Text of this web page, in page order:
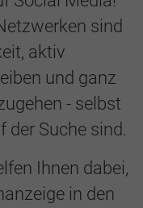
sind
aktiv
und ganz
- selbst
der Suche sind.
Ihnen dabei,
in den